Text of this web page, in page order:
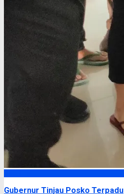
Gubernur Tinjau Posko Terpadu